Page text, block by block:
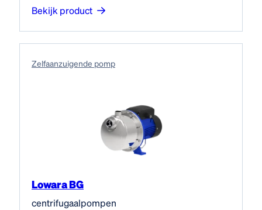
Bekijk product
Zelfaanzuigende pomp
Lowara BG
centrifugaalpompen